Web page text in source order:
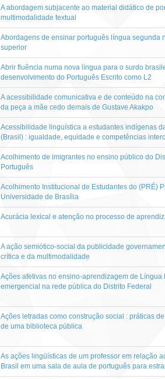
A abordagem subjacente ao material didático de
multimodalidade textual
Abordagens de ensinar português língua segunda
superior
Abrir fluência numa nova língua para o surdo
desenvolvimento do Português Escrito como L2
A acessibilidade comunicativa e de conteúdo na
da peça a mãe cedo demais de Gustave Akakpo
Acessibilidade linguística a estudantes indígenas
(Brasil) : igualdade, equidade e competências
Acolhimento de imigrantes no ensino público do
Português
Acolhimento Institucional de Estudantes do (PRÉ)
Universidade de Brasília
Acurácia lexical e atenção no processo de
A ação semiótico-social da publicidade
crítica e da multimodalidade
Ações afetivas no ensino-aprendizagem de
emergencial na rede pública do Distrito Federal
Ações letradas como construção social : práticas
de uma biblioteca pública
As ações lingüísticas de um professor em relação
Brasil em uma sala de aula de português para